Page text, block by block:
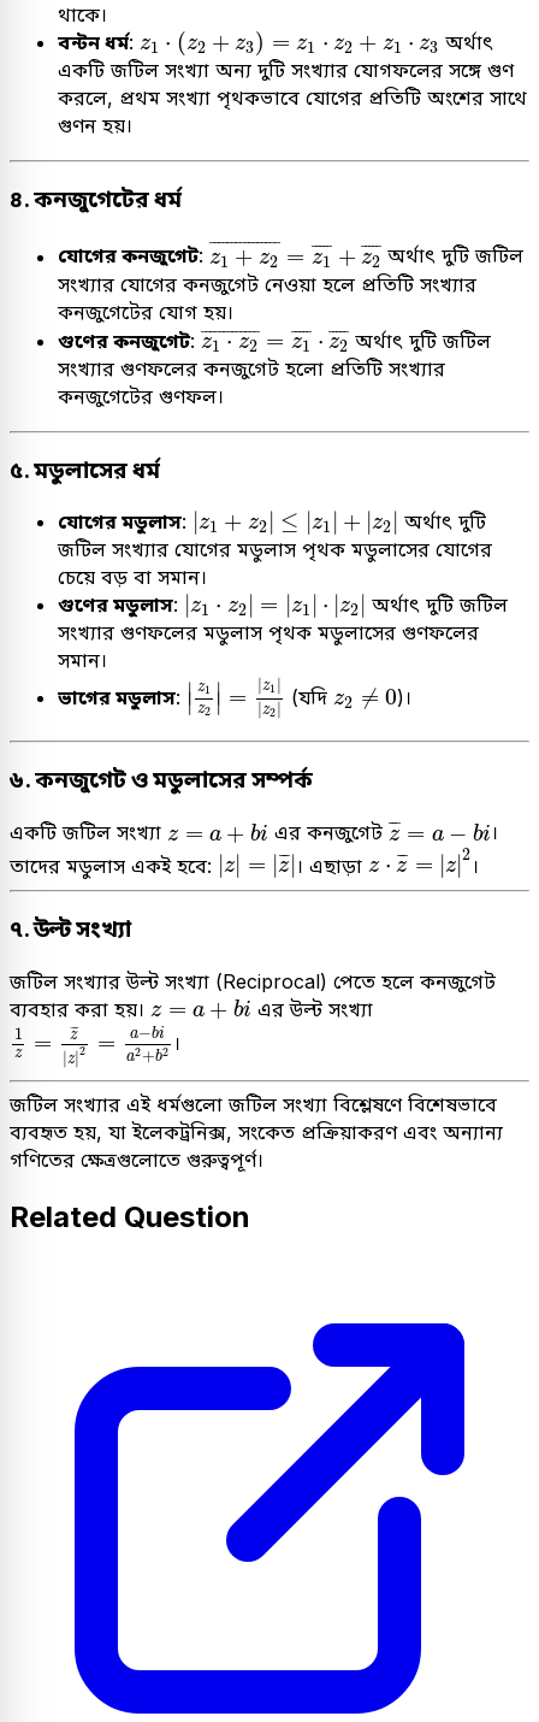
থাকে।
বন্টন ধর্ম: z1 ⋅ (z2 + z3) = z1 ⋅ z2 + z1 ⋅ z3
z z = z
অর্থাৎ
একটি জটিল সংখ্যা অন্য দুটি সংখ্যার যোগফলের সঙ্গে গুণ
করলে, প্রথম সংখ্যা পৃথকভাবে যোগের প্রতিটি অংশের সাথে
গুণন হয়।
৪. কনজুগেটের ধর্ম
যোগের কনজুগেট: ¯¯¯¯¯¯¯¯¯¯¯¯¯¯¯¯
z1 + z2 = ¯¯¯¯¯
z1 + ¯¯¯¯¯
z2
z1+z2¯ 1¯+ 2¯
অর্থাৎ দুটি জটিল
সংখ্যার যোগের কনজুগেট নেওয়া হলে প্রতিটি সংখ্যার
কনজুগেটের যোগ হয়।
গুণের কনজুগেট: ¯¯¯¯¯¯¯¯¯¯¯¯¯
z1 ⋅ z2 = ¯¯¯¯¯
z1 ⋅ ¯¯¯¯¯
z2
z1⋅z2¯ z1¯ z2¯ অর্থাৎ দুটি জটিল
সংখ্যার গুণফলের কনজুগেট হলো প্রতিটি সংখ্যার
কনজুগেটের গুণফল।
৫. মডুলাসের ধর্ম
যোগের মডুলাস: |z1 + z2| ≤ |z1 | + |z2|
|z + 2 |≤ |z 1| + z 2|
অর্থাৎ দুটি
জটিল সংখ্যার যোগের মডুলাস পৃথক মডুলাসের যোগের
চেয়ে বড় বা সমান।
গুণের মডুলাস: |z1 ⋅ z2| = |z1 | ⋅ |z2|
|z1 z2 | z1| ⋅| 2
অর্থাৎ দুটি জটিল
সংখ্যার গুণফলের মডুলাস পৃথক মডুলাসের গুণফলের
সমান।
ভাগের মডুলাস: ∣∣
z1
z2
∣∣ = |z1 |
|z2|
| z z =|z
(যদিz2 ≠ 0
z ≠0 )।
৬. কনজুগেট ও মডুলাসের সম্পর্ক
একটি জটিল সংখ্যা z = a + bi
z + b এর কনজুগেট ¯¯
z = a − bi
z¯ i
।
তাদের মডুলাস একই হবে: |z| = |¯¯
z|
| z| z¯| । এছাড়াz ⋅ ¯¯
z = |z|2
z¯ |z 2
।
৭. উল্ট সংখ্যা
জটিল সংখ্যার উল্ট সংখ্যা (Reciprocal) পেতে হলে কনজুগেট
ব্যবহার করা হয়। z = a + bi
z = a + b এর উল্ট সংখ্যা
1
z = ¯¯
z
|z|2 = a−bi
a2+b2
1z = z¯|z |2 =a−b 2 + b2
।
জটিল সংখ্যার এই ধর্মগুলো জটিল সংখ্যা বিশ্লেষণে বিশেষভাবে
ব্যবহৃত হয়, যা ইলেকট্রনিক্স, সংকেত প্রক্রিয়াকরণ এবং অন্যান্য
গণিতের ক্ষেত্রগুলোতে গুরুত্বপূর্ণ।
Related Question